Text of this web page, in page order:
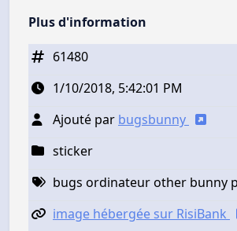
Plus d'information
61480
1/10/2018, 5:42:01 PM
Ajouté par bugsbunny
sticker
bugs ordinateur other bunny
image hébergée sur RisiBank